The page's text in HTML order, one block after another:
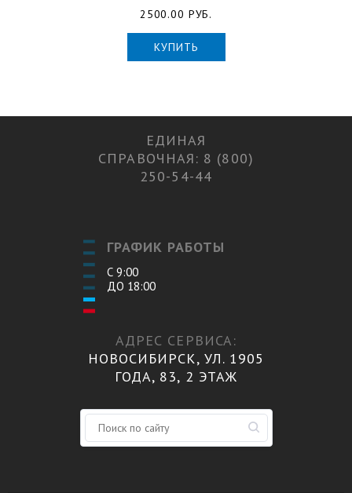
2500.00 РУБ.
КУПИТЬ
ЕДИНАЯ
СПРАВОЧНАЯ: 8 (800)
250-54-44
ГРАФИК РАБОТЫ
С 9:00
ДО 18:00
АДРЕС СЕРВИСА:
НОВОСИБИРСК, УЛ. 1905
ГОДА, 83, 2 ЭТАЖ